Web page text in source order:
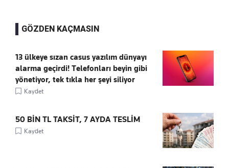
GÖZDEN KAÇMASIN
13 ülkeye sızan casus yazılım dünyayı
alarma geçirdi! Telefonları beyin gibi
yönetiyor, tek tıkla her şeyi siliyor
Kaydet
50 BİN TL TAKSİT, 7 AYDA TESLİM
Kaydet